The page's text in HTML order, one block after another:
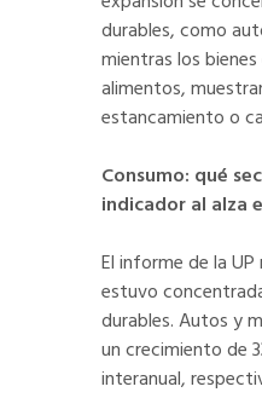
durables, como
mientras los
alimentos,
estancamiento o
Consumo: qué
indicador al alza
El informe de la
estuvo
durables. Autos y
un crecimiento de
interanual,